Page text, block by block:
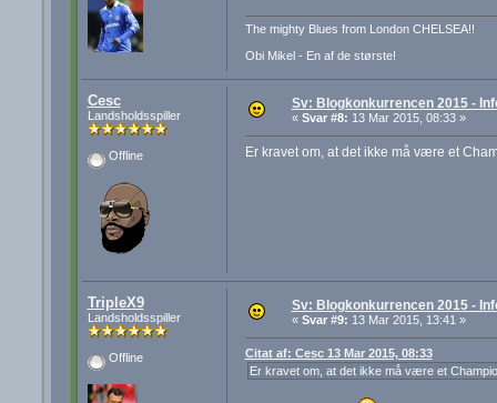
The mighty Blues from London CHELSEA!!
Obi Mikel - En af de største!
Cesc
Landsholdsspiller
Offline
Sv: Blogkonkurrencen 2015 -
« Svar #8: 13 Mar 2015, 08:33 »
Er kravet om, at det ikke må være et
TripleX9
Landsholdsspiller
Offline
Sv: Blogkonkurrencen 2015 -
« Svar #9: 13 Mar 2015, 13:41 »
Citat af: Cesc 13 Mar 2015, 08:33
Er kravet om, at det ikke må være et